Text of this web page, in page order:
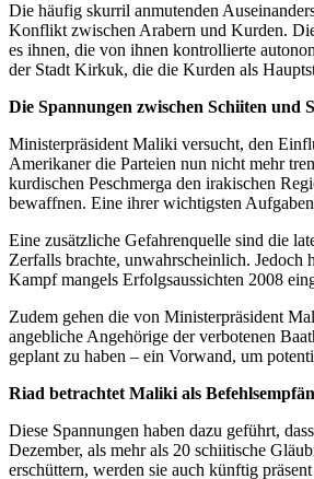
Die häufig skurril anmutenden
Konflikt zwischen Arabern und Kurden.
es ihnen, die von ihnen kontrollierte
der Stadt Kirkuk, die die Kurden als
Die Spannungen zwischen Schiiten und
Ministerpräsident Maliki versucht, den
Amerikaner die Parteien nun nicht mehr
kurdischen Peschmerga den irakischen
bewaffnen. Eine ihrer wichtigsten
Eine zusätzliche Gefahrenquelle sind die
Zerfalls brachte, unwahrscheinlich. Jedoch
Kampf mangels Erfolgsaussichten 2008
Zudem gehen die von Ministerpräsident
angebliche Angehörige der verbotenen
geplant zu haben – ein Vorwand, um
Riad betrachtet Maliki als
Diese Spannungen haben dazu geführt,
Dezember, als mehr als 20 schiitische
erschüttern, werden sie auch künftig